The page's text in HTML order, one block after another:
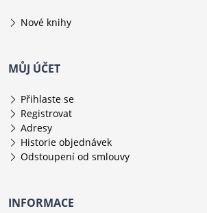
Nové knihy
MŮJ ÚČET
Přihlaste se
Registrovat
Adresy
Historie objednávek
Odstoupení od smlouvy
INFORMACE